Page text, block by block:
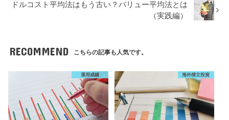
ドルコスト平均法はもう古い？バリュー平均法とは
（実践編）
RECOMMEND こちらの記事も人気です。
運用成績 海外積立投資